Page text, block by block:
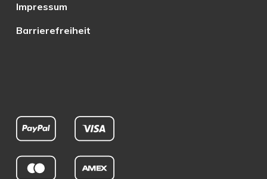
Impressum
Barrierefreiheit